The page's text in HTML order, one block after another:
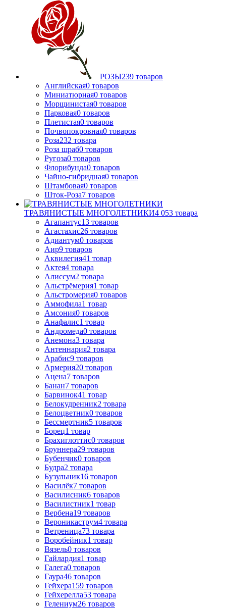
РОЗЫ239 товаров
Английская0 товаров
Миниатюрная0 товаров
Морщинистая0 товаров
Парковая0 товаров
Плетистая0 товаров
Почвопокровная0 товаров
Роза232 товара
Роза шраб0 товаров
Ругоза0 товаров
Флорибунда0 товаров
Чайно-гибридная0 товаров
Штамбовая0 товаров
Шток-Роза7 товаров
ТРАВЯНИСТЫЕ МНОГОЛЕТНИКИ4 053 товара
Агапантус13 товаров
Агастахис26 товаров
Адиантум0 товаров
Аир9 товаров
Аквилегия41 товар
Актея4 товара
Алиссум2 товара
Альстрёмерия1 товар
Альстромерия0 товаров
Аммофила1 товар
Амсония0 товаров
Анафалис1 товар
Андромеда0 товаров
Анемона3 товара
Антеннария2 товара
Арабис9 товаров
Армерия20 товаров
Ацена7 товаров
Банан7 товаров
Барвинок41 товар
Белокудренник2 товара
Белоцветник0 товаров
Бессмертник5 товаров
Борец1 товар
Брахиглоттис0 товаров
Бруннера29 товаров
Бубенчик0 товаров
Будра2 товара
Бузульник16 товаров
Василёк7 товаров
Василисник6 товаров
Василистник1 товар
Вербена19 товаров
Вероникаструм4 товара
Ветреница73 товара
Воробейник1 товар
Вязель0 товаров
Гайлардия1 товар
Галега0 товаров
Гаура46 товаров
Гейхера159 товаров
Гейхерелла53 товара
Гелениум26 товаров